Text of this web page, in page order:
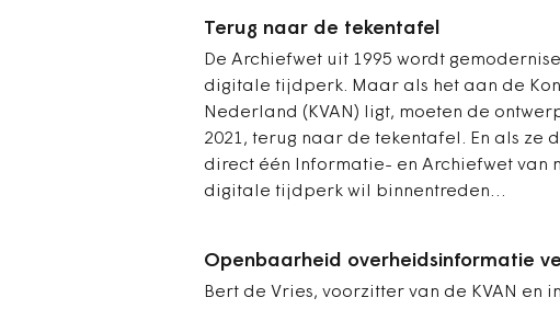
Terug naar de tekentafel
De Archiefwet uit 1995 wordt
digitale tijdperk. Maar als het aan de
Nederland (KVAN) ligt, moeten de
2021, terug naar de tekentafel. En als ze
direct één Informatie- en Archiefwet van
digitale tijdperk wil binnentreden…
Openbaarheid overheidsinformatie
Bert de Vries, voorzitter van de KVAN en